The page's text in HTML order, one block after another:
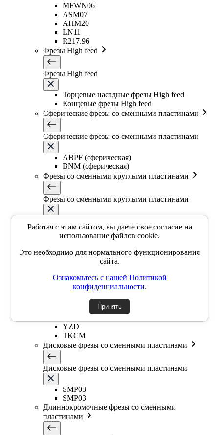
MFWN06
ASM07
AHM20
LN11
R217.96
Фрезы High feed
Фрезы High feed
Торцевые насадные фрезы High feed
Концевые фрезы High feed
Сферические фрезы со сменными пластинами
Сферические фрезы со сменными пластинами
ABPF (сферическая)
BNM (сферическая)
Фрезы со сменными круглыми пластинами
Фрезы со сменными круглыми пластинами
EMR5R
EMR6R
Фасочные фрезы со сменными пластинами
Фасочные фрезы со сменными пластинами
YZD
TKCM
Дисковые фрезы со сменными пластинами
Дисковые фрезы со сменными пластинами
SMP03
SMP03
Длиннокромочные фрезы со сменными
пластинами
Работая с этим сайтом, вы даете свое согласие на
использование файлов cookie.
Это необходимо для нормального функционирования
сайта.
Ознакомьтесь с нашей Политикой
конфиденциальности.
Принять